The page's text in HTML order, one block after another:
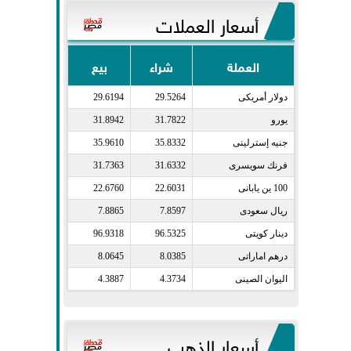
أسعار العملات
العملة شراء بيع
دولار أمريكى​ 29.5264
29.6194
يورو​ 31.7822
31.8942
جنيه إسترلينى​ 35.8332
35.9610
فرنك سويسرى​ 31.6332
31.7363
100 ين يابانى​ 22.6031
22.6760
ريال سعودى​ 7.8597
7.8865
دينار كويتى​ 96.5325
96.9318
درهم اماراتى​ 8.0385
8.0645
اليوان الصينى​ 4.3734
4.3887
أسعار الذهب